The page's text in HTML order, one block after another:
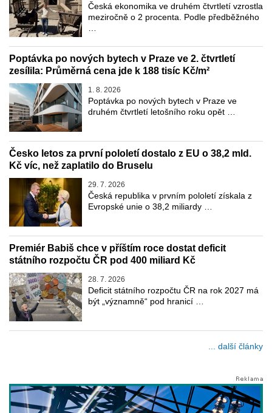
Česká ekonomika ve druhém čtvrtletí vzrostla
meziročně o 2 procenta. Podle předběžného
Poptávka po nových bytech v Praze ve 2. čtvrtletí
zesílila: Průměrná cena jde k 188 tisíc Kč/m²
1. 8. 2026
Poptávka po nových bytech v Praze ve
druhém čtvrtletí letošního roku opět …
Česko letos za první pololetí dostalo z EU o 38,2 mld.
Kč víc, než zaplatilo do Bruselu
29. 7. 2026
Česká republika v prvním pololetí získala z
Evropské unie o 38,2 miliardy …
Premiér Babiš chce v příštím roce dostat deficit
státního rozpočtu ČR pod 400 miliard Kč
28. 7. 2026
Deficit státního rozpočtu ČR na rok 2027 má
být „významně“ pod hranicí …
... další články